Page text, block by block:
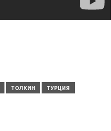
ТОЛКИН
ТУРЦИЯ